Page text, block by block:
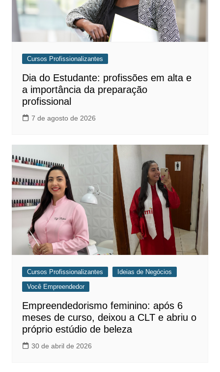
Cursos Profissionalizantes
Dia do Estudante: profissões em alta e
a importância da preparação
profissional
7 de agosto de 2026
Cursos Profissionalizantes
Ideias de Negócios
Você Empreendedor
Empreendedorismo feminino: após 6
meses de curso, deixou a CLT e abriu o
próprio estúdio de beleza
30 de abril de 2026